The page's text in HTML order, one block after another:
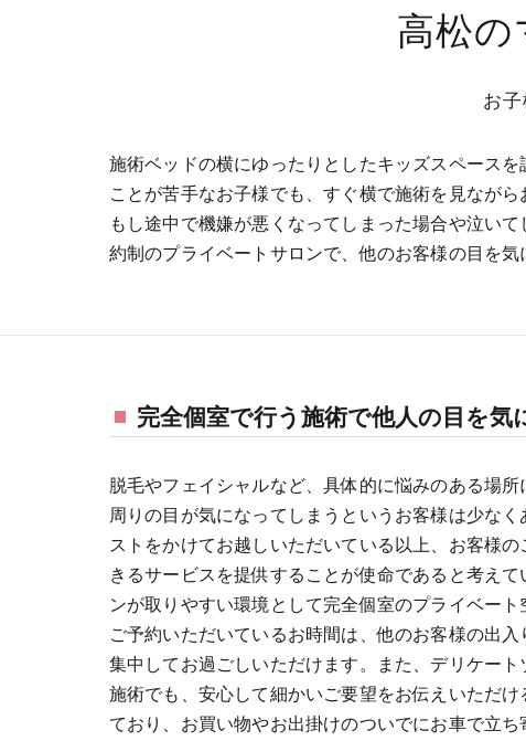
お
高松
施術ベッドの横にゆったりとしたキッズスペース
ことが苦手なお子様でも、すぐ横で施術を見ながら
もし途中で機嫌が悪くなってしまった場合や泣い
約制のプライベートサロンで、他のお客様の目を
完全個室で行う施術で他人の目を気
脱毛やフェイシャルなど、具体的に悩みのある場所
周りの目が気になってしまうというお客様は少な
ストをかけてお越しいただいている以上、お客様
きるサービスを提供することが使命であると考え
ンが取りやすい環境として完全個室のプライベート
ご予約いただいているお時間は、他のお客様の出
集中してお過ごしいただけます。また、デリケー
施術でも、安心して細かいご要望をお伝えいただ
ており、お買い物やお出掛けのついでにお車で立